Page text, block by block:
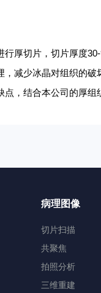
行厚切片，切片厚度
减少冰晶对组织的
，结合本公司的厚
病理图像
切片扫描
共聚焦
拍照分析
三维重建